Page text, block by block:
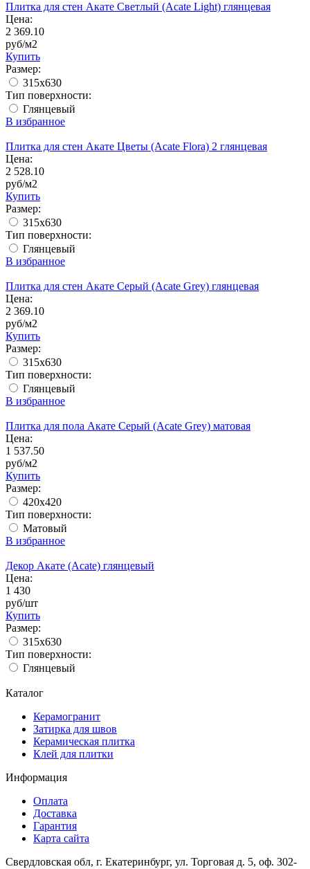
Плитка для стен Акате Светлый (Acate Light) глянцевая
Цена:
2 369.10
руб/м2
Купить
Размер:
315x630
Тип поверхности:
Глянцевый
В избранное
Плитка для стен Акате Цветы (Acate Flora) 2 глянцевая
Цена:
2 528.10
руб/м2
Купить
Размер:
315x630
Тип поверхности:
Глянцевый
В избранное
Плитка для стен Акате Серый (Acate Grey) глянцевая
Цена:
2 369.10
руб/м2
Купить
Размер:
315x630
Тип поверхности:
Глянцевый
В избранное
Плитка для пола Акате Серый (Acate Grey) матовая
Цена:
1 537.50
руб/м2
Купить
Размер:
420х420
Тип поверхности:
Матовый
В избранное
Декор Акате (Acate) глянцевый
Цена:
1 430
руб/шт
Купить
Размер:
315x630
Тип поверхности:
Глянцевый
Каталог
Керамогранит
Затирка для швов
Керамическая плитка
Клей для плитки
Информация
Оплата
Доставка
Гарантия
Карта сайта
Свердловская обл, г. Екатеринбург, ул. Торговая д. 5, оф. 302-